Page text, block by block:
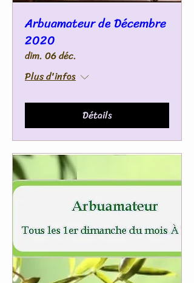
Arbuamateur de Décembre
2020
dim. 06 déc.
Plus d'infos
Détails